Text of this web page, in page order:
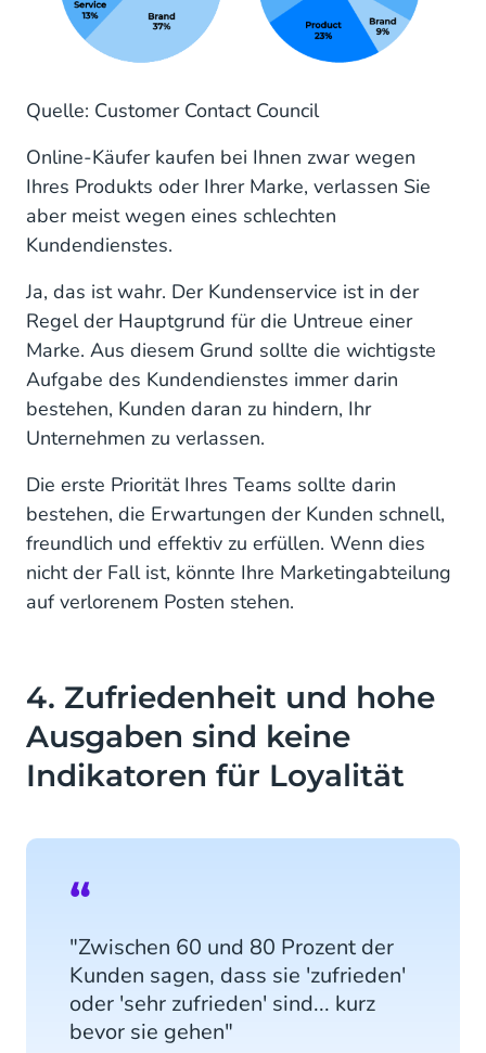
Quelle: Customer Contact Council
Online-Käufer kaufen bei Ihnen zwar wegen
Ihres Produkts oder Ihrer Marke, verlassen Sie
aber meist wegen eines schlechten
Kundendienstes.
Ja, das ist wahr. Der Kundenservice ist in der
Regel der Hauptgrund für die Untreue einer
Marke. Aus diesem Grund sollte die wichtigste
Aufgabe des Kundendienstes immer darin
bestehen, Kunden daran zu hindern, Ihr
Unternehmen zu verlassen.
Die erste Priorität Ihres Teams sollte darin
bestehen, die Erwartungen der Kunden schnell,
freundlich und effektiv zu erfüllen. Wenn dies
nicht der Fall ist, könnte Ihre Marketingabteilung
auf verlorenem Posten stehen.
4. Zufriedenheit und hohe
Ausgaben sind keine
Indikatoren für Loyalität
"Zwischen 60 und 80 Prozent der
Kunden sagen, dass sie 'zufrieden'
oder 'sehr zufrieden' sind... kurz
bevor sie gehen"